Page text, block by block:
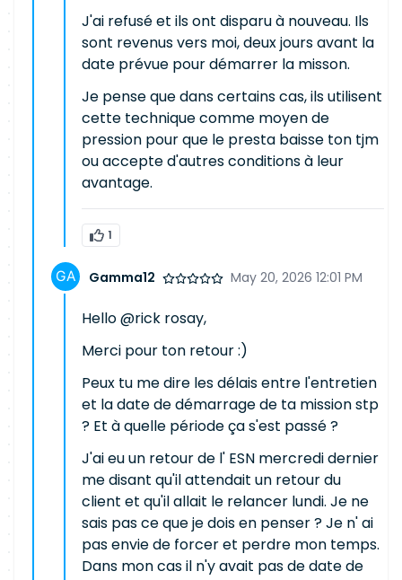
J'ai refusé et ils ont disparu à nouveau. Ils
sont revenus vers moi, deux jours avant la
date prévue pour démarrer la misson.
Je pense que dans certains cas, ils utilisent
cette technique comme moyen de
pression pour que le presta baisse ton tjm
ou accepte d'autres conditions à leur
avantage.
1
Gamma12 May 20, 2026 12:01 PM
Hello @rick rosay,
Merci pour ton retour :)
Peux tu me dire les délais entre l'entretien
et la date de démarrage de ta mission stp
? Et à quelle période ça s'est passé ?
J'ai eu un retour de l' ESN mercredi dernier
me disant qu'il attendait un retour du
client et qu'il allait le relancer lundi. Je ne
sais pas ce que je dois en penser ? Je n' ai
pas envie de forcer et perdre mon temps.
Dans mon cas il n'y avait pas de date de